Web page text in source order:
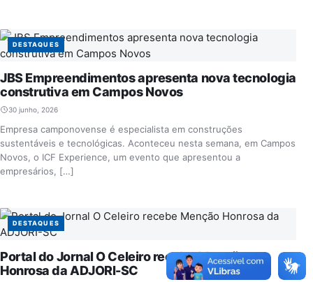
DESTAQUES
JBS Empreendimentos apresenta nova tecnologia
construtiva em Campos Novos
30 junho, 2026
Empresa camponovense é especialista em construções
sustentáveis e tecnológicas. Aconteceu nesta semana, em Campos
Novos, o ICF Experience, um evento que apresentou a
empresários, […]
DESTAQUES
Portal do Jornal O Celeiro recebe Menção
Honrosa da ADJORI-SC